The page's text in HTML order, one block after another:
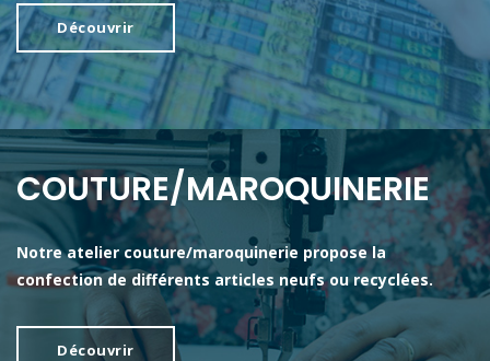
Découvrir
COUTURE/MAROQUINERIE
Notre atelier couture/maroquinerie propose la
confection de différents articles neufs ou recyclées.
Découvrir